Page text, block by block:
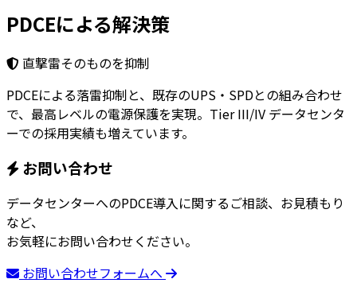
PDCEによる解決策
直撃雷そのものを抑制
PDCEによる落雷抑制と、既存のUPS・SPDとの組み合わせ
で、最高レベルの電源保護を実現。Tier III/IV データセンタ
ーでの採用実績も増えています。
お問い合わせ
データセンターへのPDCE導入に関するご相談、お見積もり
など、
お気軽にお問い合わせください。
お問い合わせフォームへ